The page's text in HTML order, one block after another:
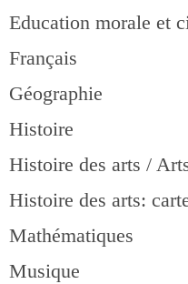
Education morale et
Français
Géographie
Histoire
Histoire des arts /
Histoire des arts:
Mathématiques
Musique